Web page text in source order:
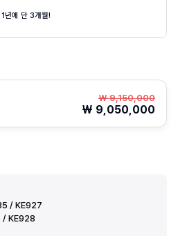
/ KE927
/ KE928
₩9,150,000
₩ 9,050,000
에 단 3개월!